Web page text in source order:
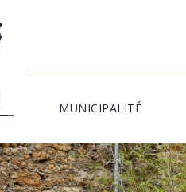
MUNICIPALITÉ